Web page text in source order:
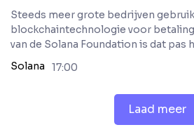
Steeds meer grote bedrijven
blockchaintechnologie voor
van de Solana Foundation is dat pas
Solana
17:00
Laad meer